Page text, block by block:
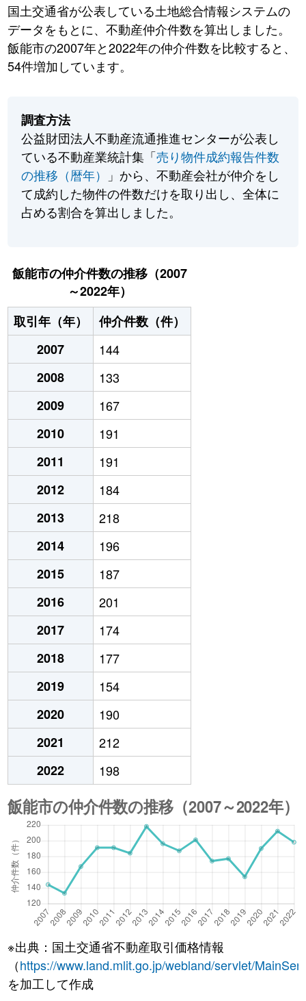
国土交通省が公表している土地総合情報システムの
データをもとに、不動産仲介件数を算出しました。
飯能市の2007年と2022年の仲介件数を比較すると、
54件増加しています。
調査方法
公益財団法人不動産流通推進センターが公表し
ている不動産業統計集「売り物件成約報告件数
の推移（暦年）
」から、不動産会社が仲介をし
て成約した物件の件数だけを取り出し、全体に
占める割合を算出しました。
飯能市の仲介件数の推移（2007
～2022年）
取引年（年）
仲介件数（件）
2007
144
2008
133
2009
167
2010
191
2011
191
2012
184
2013
218
2014
196
2015
187
2016
201
2017
174
2018
177
2019
154
2020
190
2021
212
2022
198
※出典：国土交通省不動産取引価格情報
（https://www.land.mlit.go.jp/webland/servlet/
を加工して作成